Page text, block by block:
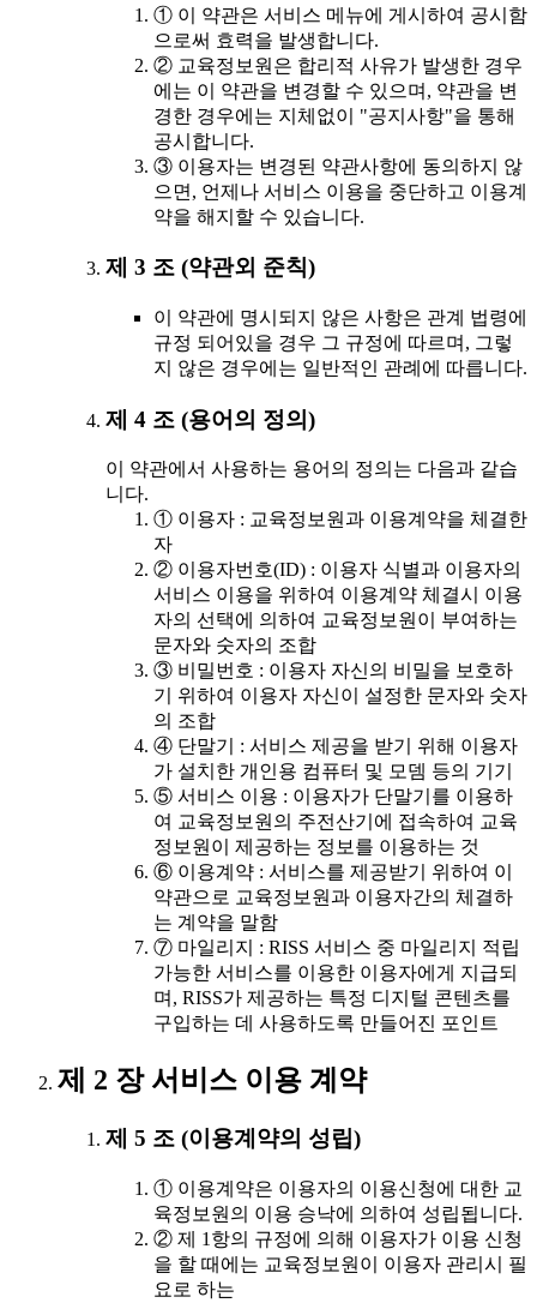
① 이 약관은 서비스 메뉴에 게시하여 공시함
으로써 효력을 발생합니다.
② 교육정보원은 합리적 사유가 발생한 경우
에는 이 약관을 변경할 수 있으며, 약관을 변
경한 경우에는 지체없이 "공지사항"을 통해
공시합니다.
③ 이용자는 변경된 약관사항에 동의하지 않
으면, 언제나 서비스 이용을 중단하고 이용계
약을 해지할 수 있습니다.
제 3 조 (약관외 준칙)
이 약관에 명시되지 않은 사항은 관계 법령에
규정 되어있을 경우 그 규정에 따르며, 그렇
지 않은 경우에는 일반적인 관례에 따릅니다.
제 4 조 (용어의 정의)
이 약관에서 사용하는 용어의 정의는 다음과 같습
니다.
① 이용자 : 교육정보원과 이용계약을 체결한
자
② 이용자번호(ID) : 이용자 식별과 이용자의
서비스 이용을 위하여 이용계약 체결시 이용
자의 선택에 의하여 교육정보원이 부여하는
문자와 숫자의 조합
③ 비밀번호 : 이용자 자신의 비밀을 보호하
기 위하여 이용자 자신이 설정한 문자와 숫자
의 조합
④ 단말기 : 서비스 제공을 받기 위해 이용자
가 설치한 개인용 컴퓨터 및 모뎀 등의 기기
⑤ 서비스 이용 : 이용자가 단말기를 이용하
여 교육정보원의 주전산기에 접속하여 교육
정보원이 제공하는 정보를 이용하는 것
⑥ 이용계약 : 서비스를 제공받기 위하여 이
약관으로 교육정보원과 이용자간의 체결하
는 계약을 말함
⑦ 마일리지 : RISS 서비스 중 마일리지 적립
가능한 서비스를 이용한 이용자에게 지급되
며, RISS가 제공하는 특정 디지털 콘텐츠를
구입하는 데 사용하도록 만들어진 포인트
제 2 장 서비스 이용 계약
제 5 조 (이용계약의 성립)
① 이용계약은 이용자의 이용신청에 대한 교
육정보원의 이용 승낙에 의하여 성립됩니다.
② 제 1항의 규정에 의해 이용자가 이용 신청
을 할 때에는 교육정보원이 이용자 관리시 필
요로 하는